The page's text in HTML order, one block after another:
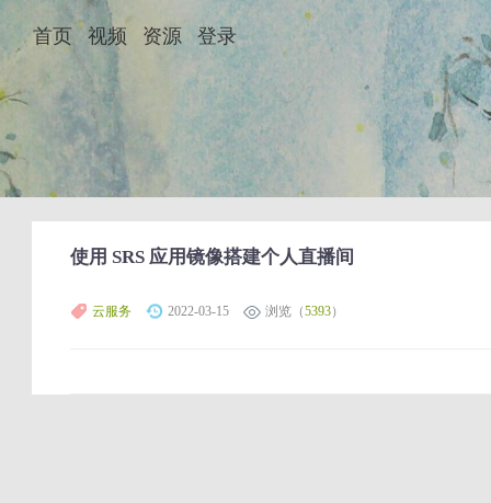
首页 视频 资源 登录
使用 SRS 应用镜像搭建个人直播间
云服务 2022-03-15 浏览（5393）